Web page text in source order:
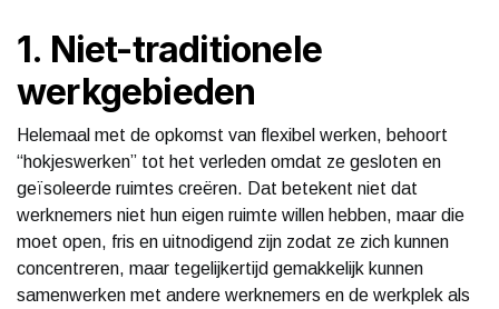
1. Niet-traditionele
werkgebieden
Helemaal met de opkomst van flexibel werken, behoort
“hokjeswerken” tot het verleden omdat ze gesloten en
geïsoleerde ruimtes creëren. Dat betekent niet dat
werknemers niet hun eigen ruimte willen hebben, maar die
moet open, fris en uitnodigend zijn zodat ze zich kunnen
concentreren, maar tegelijkertijd gemakkelijk kunnen
samenwerken met andere werknemers en de werkplek als